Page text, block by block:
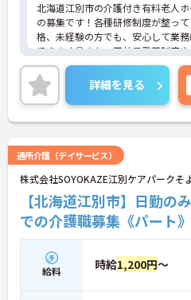
北海道江別市の介護付き有料老人
の募集です！各種研修制度が整っ
格、未経験の方でも、安心して業
できます◎また、正社員登用制度
あるので、長く勤めやすい職場で
方は、面接ポイントをお伝えします
ご連絡ください。
詳細を見る
通所介護（デイサービス）
株式会社SOYOKAZE江別ケアパークそ
【北海道江別市】日勤
での介護職募集《パート
給料 時給1,200円～